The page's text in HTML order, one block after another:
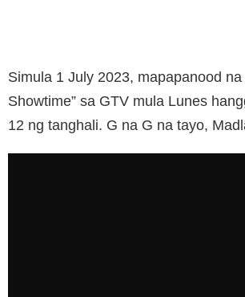
Simula 1 July 2023, mapapanood na
Showtime” sa GTV mula Lunes
12 ng tanghali. G na G na tayo,